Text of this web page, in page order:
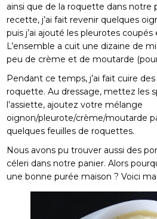
ainsi que de la roquette dans notre
recette, j’ai fait revenir quelques
puis j’ai ajouté les pleurotes coupés
L’ensemble a cuit une dizaine de
peu de crème et de moutarde
Pendant ce temps, j’ai fait cuire
roquette. Au dressage, mettez les
l’assiette, ajoutez votre mélange
oignon/pleurote/crème/moutarde
quelques feuilles de roquettes.
Nous avons pu trouver aussi des
céleri dans notre panier. Alors
une bonne purée maison ? Voici